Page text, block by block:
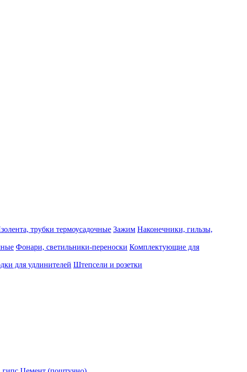
трубки термоусадочные Зажим Наконечники, гильзы,
Фонари, светильники-переноски Комплектующие для
для удлинителей Штепсели и розетки